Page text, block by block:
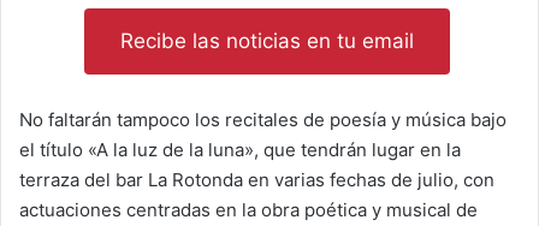
Recibe las noticias en tu email
No faltarán tampoco los recitales de poesía y música bajo
el título «A la luz de la luna», que tendrán lugar en la
terraza del bar La Rotonda en varias fechas de julio, con
actuaciones centradas en la obra poética y musical de